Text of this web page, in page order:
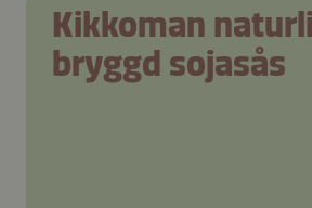
Kikkoman
bryggd sojasås